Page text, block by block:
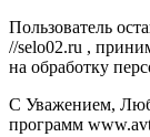
Пользователь
//selo02.ru ,
на обработку
С Уважением,
программ